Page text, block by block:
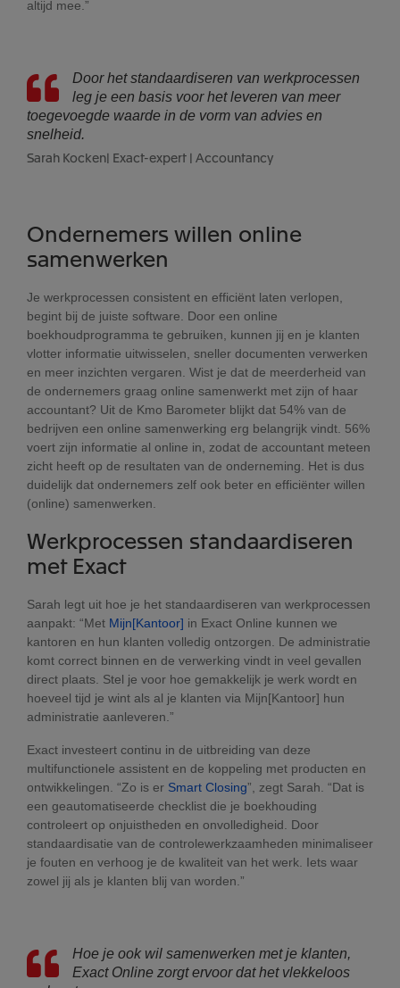
altijd mee.”
Door het standaardiseren van werkprocessen
leg je een basis voor het leveren van meer
toegevoegde waarde in de vorm van advies en
snelheid.
Sarah Kocken| Exact-expert | Accountancy
Ondernemers willen online
samenwerken
Je werkprocessen consistent en efficiënt laten verlopen,
begint bij de juiste software. Door een online
boekhoudprogramma te gebruiken, kunnen jij en je klanten
vlotter informatie uitwisselen, sneller documenten verwerken
en meer inzichten vergaren. Wist je dat de meerderheid van
de ondernemers graag online samenwerkt met zijn of haar
accountant? Uit de Kmo Barometer blijkt dat 54% van de
bedrijven een online samenwerking erg belangrijk vindt. 56%
voert zijn informatie al online in, zodat de accountant meteen
zicht heeft op de resultaten van de onderneming. Het is dus
duidelijk dat ondernemers zelf ook beter en efficiënter willen
(online) samenwerken.
Werkprocessen standaardiseren
met Exact
Sarah legt uit hoe je het standaardiseren van werkprocessen
aanpakt: “Met Mijn[Kantoor] in Exact Online kunnen we
kantoren en hun klanten volledig ontzorgen. De administratie
komt correct binnen en de verwerking vindt in veel gevallen
direct plaats. Stel je voor hoe gemakkelijk je werk wordt en
hoeveel tijd je wint als al je klanten via Mijn[Kantoor] hun
administratie aanleveren.”
Exact investeert continu in de uitbreiding van deze
multifunctionele assistent en de koppeling met producten en
ontwikkelingen. “Zo is er Smart Closing”, zegt Sarah. “Dat is
een geautomatiseerde checklist die je boekhouding
controleert op onjuistheden en onvolledigheid. Door
standaardisatie van de controlewerkzaamheden minimaliseer
je fouten en verhoog je de kwaliteit van het werk. Iets waar
zowel jij als je klanten blij van worden.”
Hoe je ook wil samenwerken met je klanten,
Exact Online zorgt ervoor dat het vlekkeloos